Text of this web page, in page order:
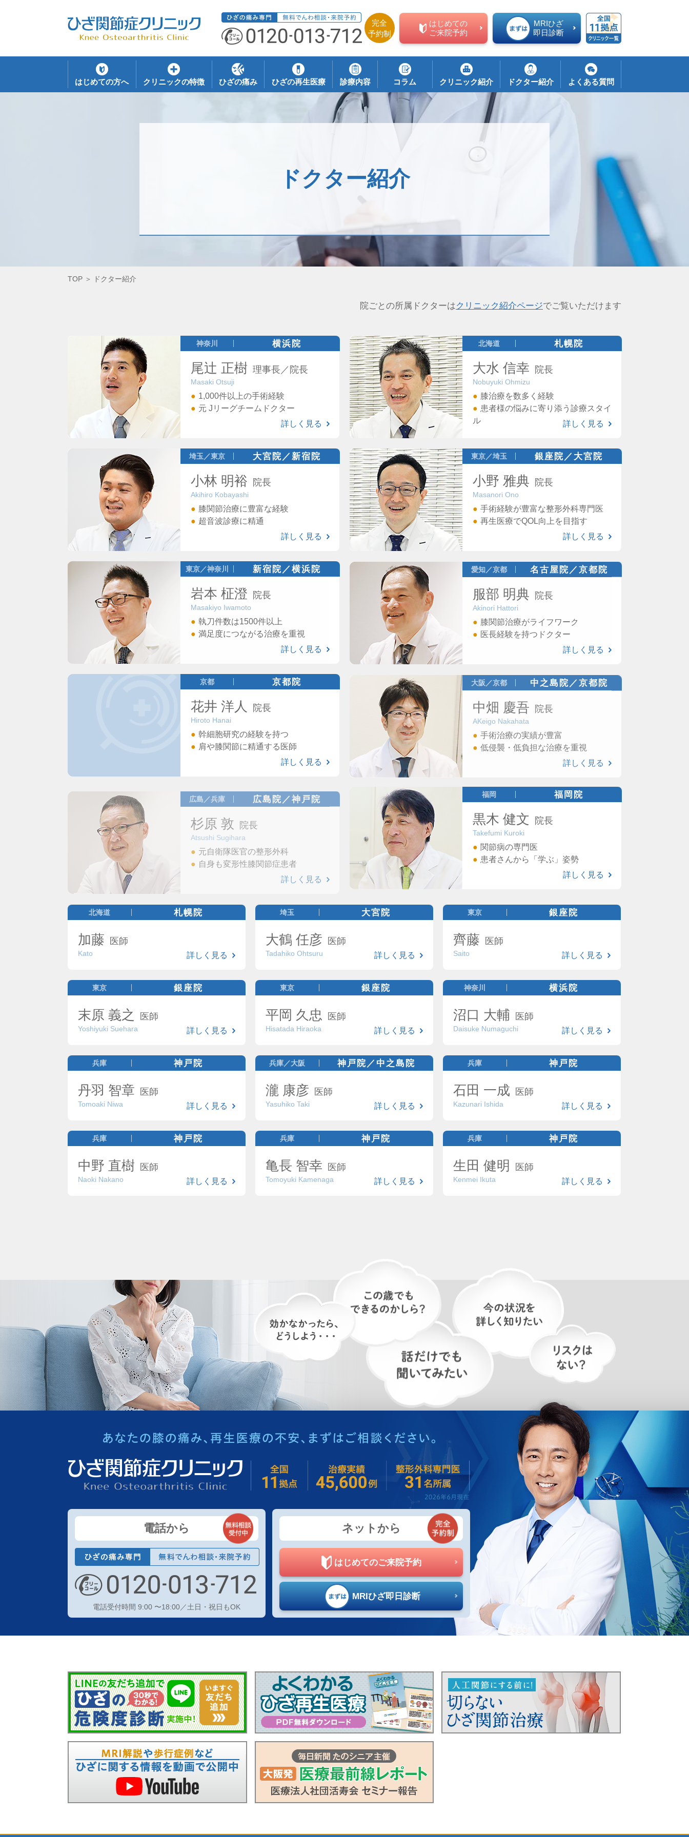
完全
予約制
はじめての
ご来院予約
MRIひざ
即日診断
はじめての方へ クリニックの特徴 ひざの痛み ひざの再生医療 診療内容 コラム クリニック紹介 ドクター紹介 よくある質問
ドクター紹介
TOP ドクター紹介
院ごとの所属ドクターはクリニック紹介ページでご覧いただけます
神奈川 横浜院
尾辻 正樹 理事長／院長
Masaki Otsuji
1,000件以上の手術経験
元 Jリーグチームドクター
詳しく見る
北海道 札幌院
大水 信幸 院長
Nobuyuki Ohmizu
膝治療を数多く経験
患者様の悩みに寄り添う診療スタイ
ル
詳しく見る
埼玉／東京 大宮院／新宿院
小林 明裕 院長
Akihiro Kobayashi
膝関節治療に豊富な経験
超音波診療に精通
詳しく見る
東京／埼玉 銀座院／大宮院
小野 雅典 院長
Masanori Ono
手術経験が豊富な整形外科専門医
再生医療でQOL向上を目指す
詳しく見る
東京／神奈川 新宿院／横浜院
岩本 柾澄 院長
Masakiyo Iwamoto
執刀件数は1500件以上
満足度につながる治療を重視
詳しく見る
愛知／京都 名古屋院／京都院
服部 明典 院長
Akinori Hattori
膝関節治療がライフワーク
医長経験を持つドクター
詳しく見る
京都 京都院
花井 洋人 院長
Hiroto Hanai
幹細胞研究の経験を持つ
肩や膝関節に精通する医師
詳しく見る
大阪／京都 中之島院／京都院
中畑 慶吾 院長
AKeigo Nakahata
手術治療の実績が豊富
低侵襲・低負担な治療を重視
詳しく見る
広島／兵庫 広島院／神戸院
杉原 敦 院長
Atsushi Sugihara
元自衛隊医官の整形外科
自身も変形性膝関節症患者
詳しく見る
福岡 福岡院
黒木 健文 院長
Takefumi Kuroki
関節病の専門医
患者さんから「学ぶ」姿勢
詳しく見る
北海道 札幌院
加藤 医師
Kato 詳しく見る
埼玉 大宮院
大鶴 任彦 医師
Tadahiko Ohtsuru 詳しく見る
東京 銀座院
齊藤 医師
Saito 詳しく見る
東京 銀座院
末原 義之 医師
Yoshiyuki Suehara 詳しく見る
東京 銀座院
平岡 久忠 医師
Hisatada Hiraoka 詳しく見る
神奈川 横浜院
沼口 大輔 医師
Daisuke Numaguchi 詳しく見る
兵庫 神戸院
丹羽 智章 医師
Tomoaki Niwa 詳しく見る
兵庫／大阪 神戸院／中之島院
瀧 康彦 医師
Yasuhiko Taki 詳しく見る
兵庫 神戸院
石田 一成 医師
Kazunari Ishida 詳しく見る
兵庫 神戸院
中野 直樹 医師
Naoki Nakano 詳しく見る
兵庫 神戸院
亀長 智幸 医師
Tomoyuki Kamenaga 詳しく見る
兵庫 神戸院
生田 健明 医師
Kenmei Ikuta 詳しく見る
電話から
電話受付時間 9:00 〜18:00／土日・祝日もOK
ネットから
はじめてのご来院予約
MRIひざ即日診断